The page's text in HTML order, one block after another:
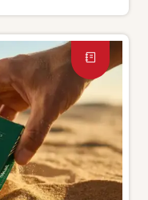
aus der
Stattdessen